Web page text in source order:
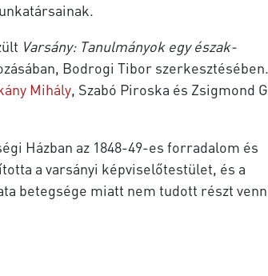
Varsány: Tanulmányok egy észak-
Bodrogi Tibor
Mihály, Szabó Piroska és Zsigmond
Házban az 1848-49-es forradalom és
a varsányi képviselőtestület, és a
betegsége miatt nem tudott részt